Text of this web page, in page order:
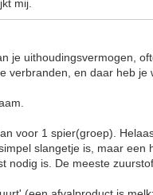
mij.
je uithoudingsvermogen,
verbranden, en daar heb je
voor 1 spier(groep).
slangetje is, maar een
nodig is. De meeste